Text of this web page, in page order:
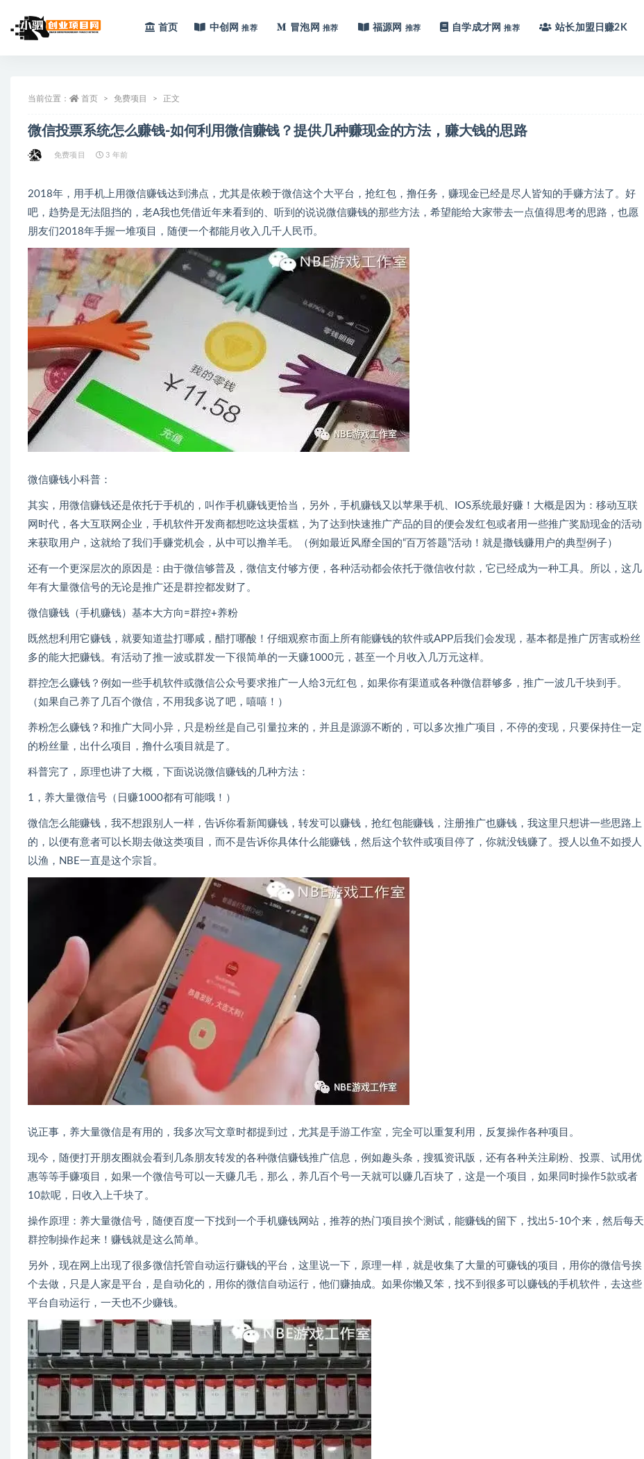
首页 中创网 推荐 冒泡网 推荐 福源网 推荐 自学成才网 推荐 站长加盟 日赚2K
当前位置： 首页 免费项目 正文
微信投票系统怎么赚钱-如何利用微信赚钱？提供几种赚现金的方法，赚大钱的思路
免费项目 3 年前
2018年，用手机上用微信赚钱达到沸点，尤其是依赖于微信这个大平台，抢红包，撸任务，赚现金已经是尽人皆知的手赚方法了。好
吧，趋势是无法阻挡的，老A我也凭借近年来看到的、听到的说说微信赚钱的那些方法，希望能给大家带去一点值得思考的思路，也愿
朋友们2018年手握一堆项目，随便一个都能月收入几千人民币。
微信赚钱小科普：
其实，用微信赚钱还是依托于手机的，叫作手机赚钱更恰当，另外，手机赚钱又以苹果手机、IOS系统最好赚！大概是因为：移动互联
网时代，各大互联网企业，手机软件开发商都想吃这块蛋糕，为了达到快速推广产品的目的便会发红包或者用一些推广奖励现金的活动
来获取用户，这就给了我们手赚党机会，从中可以撸羊毛。（例如最近风靡全国的“百万答题”活动！就是撒钱赚用户的典型例子）
还有一个更深层次的原因是：由于微信够普及，微信支付够方便，各种活动都会依托于微信收付款，它已经成为一种工具。所以，这几
年有大量微信号的无论是推广还是群控都发财了。
微信赚钱（手机赚钱）基本大方向=群控+养粉
既然想利用它赚钱，就要知道盐打哪咸，醋打哪酸！仔细观察市面上所有能赚钱的软件或APP后我们会发现，基本都是推广厉害或粉丝
多的能大把赚钱。有活动了推一波或群发一下很简单的一天赚1000元，甚至一个月收入几万元这样。
群控怎么赚钱？例如一些手机软件或微信公众号要求推广一人给3元红包，如果你有渠道或各种微信群够多，推广一波几千块到手。
（如果自己养了几百个微信，不用我多说了吧，嘻嘻！）
养粉怎么赚钱？和推广大同小异，只是粉丝是自己引量拉来的，并且是源源不断的，可以多次推广项目，不停的变现，只要保持住一定
的粉丝量，出什么项目，撸什么项目就是了。
科普完了，原理也讲了大概，下面说说微信赚钱的几种方法：
1，养大量微信号（日赚1000都有可能哦！）
微信怎么能赚钱，我不想跟别人一样，告诉你看新闻赚钱，转发可以赚钱，抢红包能赚钱，注册推广也赚钱，我这里只想讲一些思路上
的，以便有意者可以长期去做这类项目，而不是告诉你具体什么能赚钱，然后这个软件或项目停了，你就没钱赚了。授人以鱼不如授人
以渔，NBE一直是这个宗旨。
说正事，养大量微信是有用的，我多次写文章时都提到过，尤其是手游工作室，完全可以重复利用，反复操作各种项目。
现今，随便打开朋友圈就会看到几条朋友转发的各种微信赚钱推广信息，例如趣头条，搜狐资讯版，还有各种关注刷粉、投票、试用优
惠等等手赚项目，如果一个微信号可以一天赚几毛，那么，养几百个号一天就可以赚几百块了，这是一个项目，如果同时操作5款或者
10款呢，日收入上千块了。
操作原理：养大量微信号，随便百度一下找到一个手机赚钱网站，推荐的热门项目挨个测试，能赚钱的留下，找出5-10个来，然后每天
群控制操作起来！赚钱就是这么简单。
另外，现在网上出现了很多微信托管自动运行赚钱的平台，这里说一下，原理一样，就是收集了大量的可赚钱的项目，用你的微信号挨
个去做，只是人家是平台，是自动化的，用你的微信自动运行，他们赚抽成。如果你懒又笨，找不到很多可以赚钱的手机软件，去这些
平台自动运行，一天也不少赚钱。